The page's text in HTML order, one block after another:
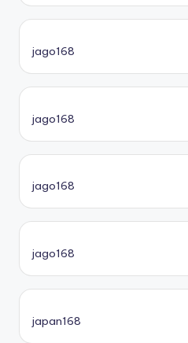
jago168
jago168
jago168
jago168
japan168